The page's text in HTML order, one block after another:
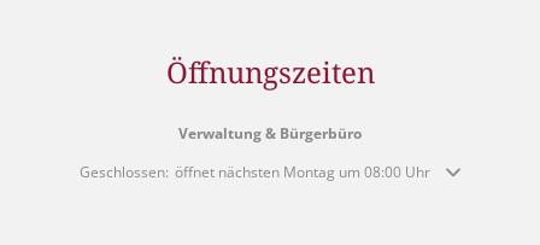
Öffnungszeiten
Verwaltung & Bürgerbüro
Klicken, um weitere Öffnungs- oder Schließzeiten auszublenden
Geschlossen: öffnet nächsten Montag um 08:00 Uhr